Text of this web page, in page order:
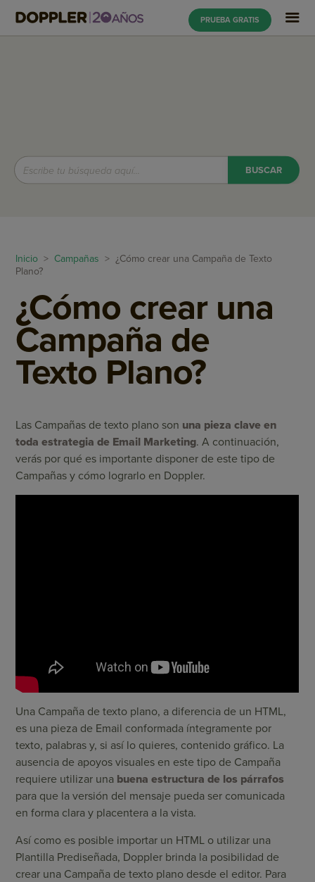
PRUEBA GRATIS
Inicio > Campañas > ¿Cómo crear una Campaña de Texto
Plano?
¿Cómo crear una
Campaña de
Texto Plano?
Las Campañas de texto plano son una pieza clave en
toda estrategia de Email Marketing. A continuación,
verás por qué es importante disponer de este tipo de
Campañas y cómo lograrlo en Doppler.
Una Campaña de texto plano, a diferencia de un HTML,
es una pieza de Email conformada íntegramente por
texto, palabras y, si así lo quieres, contenido gráfico. La
ausencia de apoyos visuales en este tipo de Campaña
requiere utilizar una buena estructura de los párrafos
para que la versión del mensaje pueda ser comunicada
en forma clara y placentera a la vista.
Así como es posible importar un HTML o utilizar una
Plantilla Prediseñada, Doppler brinda la posibilidad de
crear una Campaña de texto plano desde el editor. Para